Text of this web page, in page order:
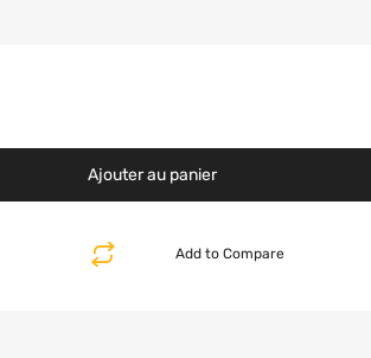
Ajouter au panier
Add to Compare